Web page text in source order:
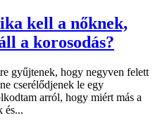
kell a nőknek,
a korosodás?
gyűjtenek, hogy negyven felett
cserélődjenek le egy
arról, hogy miért más a
és...